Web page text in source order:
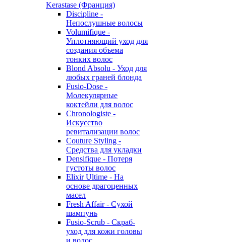
Kerastase (Франция)
Discipline -
Непослушные волосы
Volumifique -
Уплотняющий уход для
создания объема
тонких волос
Blond Absolu - Уход для
любых граней блонда
Fusio-Dose -
Молекулярные
коктейли для волос
Chronologiste -
Искусство
ревитализации волос
Couture Styling -
Средства для укладки
Densifique - Потеря
густоты волос
Elixir Ultime - На
основе драгоценных
масел
Fresh Affair - Сухой
шампунь
Fusio-Scrub - Скраб-
уход для кожи головы
и волос